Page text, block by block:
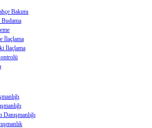
Bakımı
İlaçlama
İlaçlama
Danışmanlığı